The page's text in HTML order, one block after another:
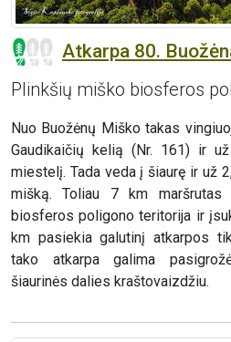
Atkarpa 80.
Plinkšių miško biosferos
Nuo Buožėnų Miško takas
Gaudikaičių kelią (Nr. 161) ir
miestelį. Tada veda į šiaurę ir už
mišką. Toliau 7 km maršrutas
biosferos poligono teritorija ir
km pasiekia galutinį atkarpos
tako atkarpa galima
šiaurinės dalies kraštovaizdžiu.